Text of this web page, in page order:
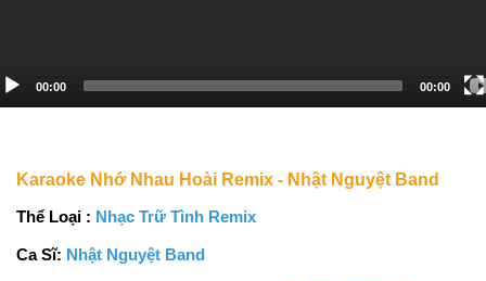
00:00 00:00
Karaoke Nhớ Nhau Hoài Remix - Nhật Nguyệt Band
Thể Loại : Nhạc Trữ Tình Remix
Ca Sĩ: Nhật Nguyệt Band